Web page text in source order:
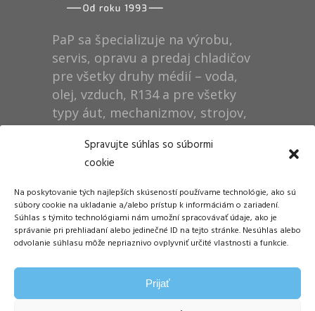
Spravujte súhlas so súbormi
cookie
Na poskytovanie tých najlepších skúseností používame technológie, ako sú
súbory cookie na ukladanie a/alebo prístup k informáciám o zariadení.
Súhlas s týmito technológiami nám umožní spracovávať údaje, ako je
správanie pri prehliadaní alebo jedinečné ID na tejto stránke. Nesúhlas alebo
odvolanie súhlasu môže nepriaznivo ovplyvniť určité vlastnosti a funkcie.
Prijať
PaP sa špecializuje na výrobu,
servis, opravu a predaj chladičov
pre všetky druhy médií – voda,
olej, vzduch, R134 a pre všetky
typy áut, mechanizmov, strojov,
technológií, rušňov…
Dušan Pytel P a P
ŠM Stráže
058 01 Poprad
Tel.: +421 905 311 248
info@papdp.sk